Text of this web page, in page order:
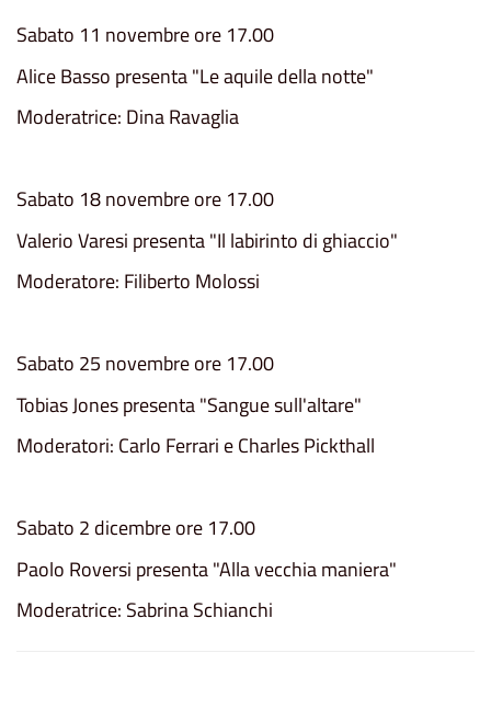
Sabato 11 novembre ore 17.00
Alice Basso presenta "Le aquile della notte"
Moderatrice: Dina Ravaglia
Sabato 18 novembre ore 17.00
Valerio Varesi presenta "Il labirinto di ghiaccio"
Moderatore: Filiberto Molossi
Sabato 25 novembre ore 17.00
Tobias Jones presenta "Sangue sull'altare"
Moderatori: Carlo Ferrari e Charles Pickthall
Sabato 2 dicembre ore 17.00
Paolo Roversi presenta "Alla vecchia maniera"
Moderatrice: Sabrina Schianchi